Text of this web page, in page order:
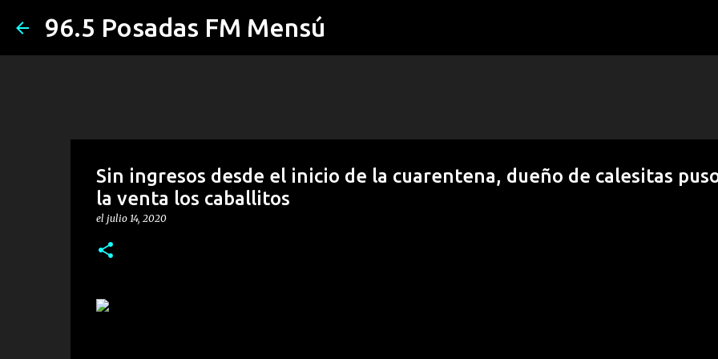
96.5 Posadas FM Mensú
Sin ingresos desde el inicio de la cuarentena, dueño de calesitas
la venta los caballitos
el julio 14, 2020